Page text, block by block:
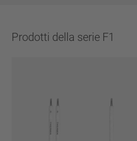
Prodotti della serie F1